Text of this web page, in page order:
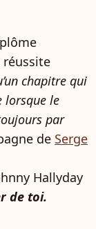
réussite
chapitre qui
lorsque le
par
de Serge
Hallyday
de toi.